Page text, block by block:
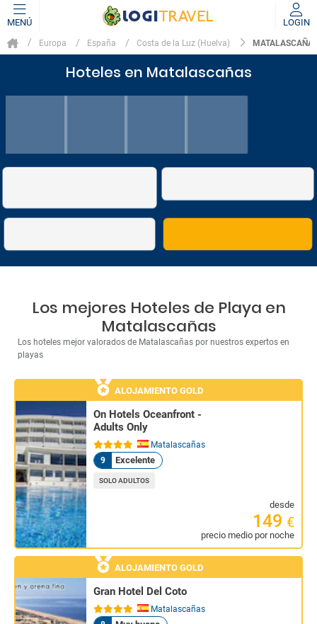
MENÚ LOGIN
Europa España Costa de la Luz (Huelva)
Hoteles en Matalascañas
Los mejores Hoteles de Playa en
Matalascañas
Los hoteles mejor valorados de Matalascañas por nuestros expertos en
playas
ALOJAMIENTO GOLD
On Hotels Oceanfront -
Adults Only
Matalascañas
9
Excelente
SOLO ADULTOS
desde
149 €
precio medio por noche
ALOJAMIENTO GOLD
Gran Hotel Del Coto
Matalascañas